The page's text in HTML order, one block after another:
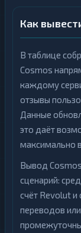
Как
В таблице
Cosmos
каждому
отзывы
Данные
это даёт
максимально
Вывод
сценарий:
счёт Revolut и
переводов